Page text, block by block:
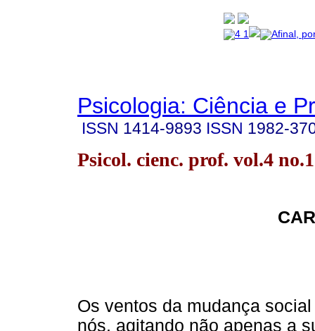
Psicologia: Ciência e
ISSN 1414-9893 ISSN 1982-
Psicol. cienc. prof. vol.4
Os ventos da mudança
nós, agitando não apenas a